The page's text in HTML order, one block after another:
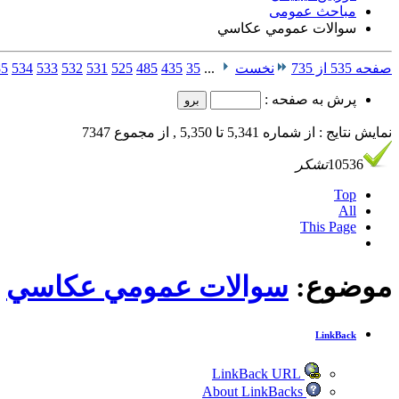
مباحث عمومی
سوالات عمومي عكاسي
صفحه 535 از 735 نخست ...
35
435
485
525
531
532
533
534
پرش به صفحه :
نمایش نتایج : از شماره 5,341 تا 5,350 , از مجموع 7347
10536تشکر
Top
All
This Page
موضوع: سوالات عمومي عكاسي
LinkBack